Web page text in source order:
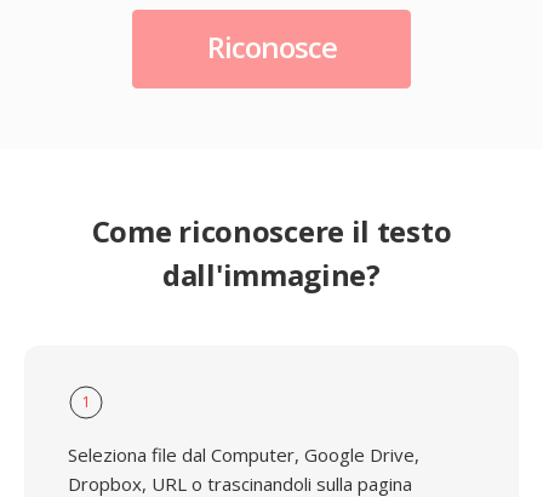
Riconosce
Come riconoscere il testo
dall'immagine?
1
Seleziona file dal Computer, Google Drive,
Dropbox, URL o trascinandoli sulla pagina